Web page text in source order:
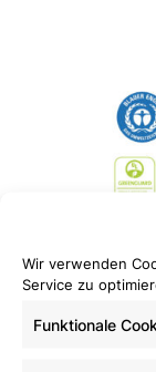
Wir verwenden
Service zu
Funktionale